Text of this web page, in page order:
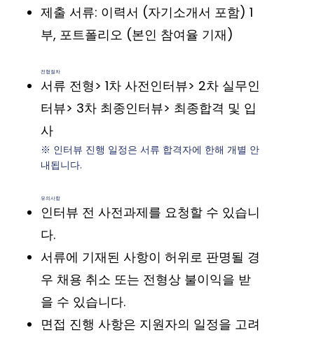
제출 서류: 이력서 (자기소개서 포함) 1
부, 포트폴리오 (본인 참여율 기재)
전형절차
서류 전형> 1차 사전인터뷰> 2차 실무인
터뷰> 3차 최종인터뷰> 최종합격 및 입
사
※ 인터뷰 진행 일정은 서류 합격자에 한해 개별 안
내됩니다.
유의사항
인터뷰 전 사전과제를 요청할 수 있습니
다.
서류에 기재된 사항이 허위로 판명될 경
우 채용 취소 또는 전형상 불이익을 받
을 수 있습니다.
면접 진행 사항은 지원자의 일정을 고려